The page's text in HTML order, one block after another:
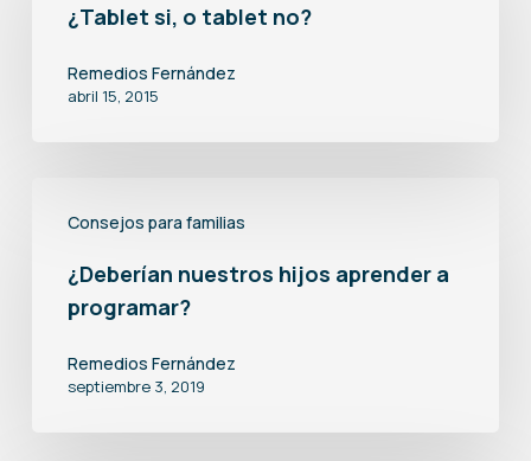
¿Tablet si, o tablet no?
Remedios Fernández
abril 15, 2015
Consejos para familias
nuestros
hijos
aprender
programar?
¿Deberían nuestros hijos aprender a
programar?
Remedios Fernández
septiembre 3, 2019